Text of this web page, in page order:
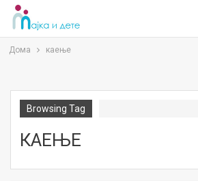
Дома каење
Browsing Tag
КАЕЊЕ